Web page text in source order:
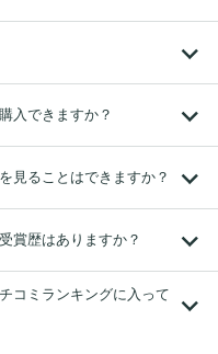
入できますか？
見ることはできますか？
賞歴はありますか？
コミランキングに入って